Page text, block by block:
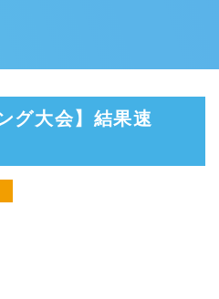
グ大会】結果速